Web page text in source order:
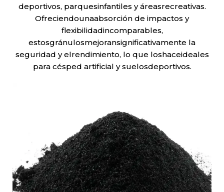
deportivos, parquesinfantiles y áreasrecreativas.
Ofreciendounaabsorción de impactos y
flexibilidadincomparables,
estosgránulosmejoransignificativamente la
seguridad y elrendimiento, lo que loshaceideales
para césped artificial y suelosdeportivos.